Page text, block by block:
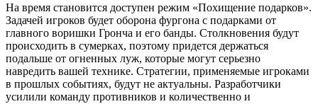
На время становится доступен режим «Похищение подарков».
Задачей игроков будет оборона фургона с подарками от
главного воришки Гронча и его банды. Столкновения будут
происходить в сумерках, поэтому придется держаться
подальше от огненных луж, которые могут серьезно
навредить вашей технике. Стратегии, применяемые игроками
в прошлых событиях, будут не актуальны. Разработчики
усилили команду противников и количественно и